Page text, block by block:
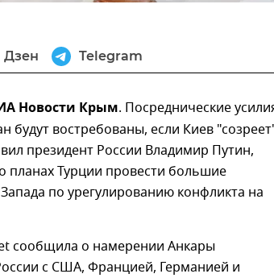
Дзен Telegram
Новости Крым. Посреднические
будут востребованы, если Киев
президент России Владимир Путин,
Турции провести большие
по урегулированию конфликта на
сообщила о намерении Анкары
с США, Францией, Германией и